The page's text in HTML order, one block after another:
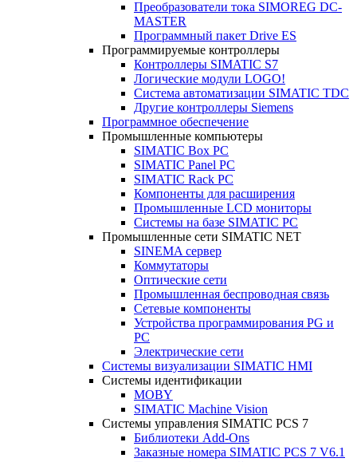
Преобразователи тока SIMOREG DC-
MASTER
Программный пакет Drive ES
Программируемые контроллеры
Контроллеры SIMATIC S7
Логические модули LOGO!
Система автоматизации SIMATIC TDC
Другие контроллеры Siemens
Программное обеспечение
Промышленные компьютеры
SIMATIC Box PC
SIMATIC Panel PС
SIMATIC Rack PC
Компоненты для расширения
Промышленные LCD мониторы
Системы на базе SIMATIC PC
Промышленные сети SIMATIC NET
SINEMA сервер
Коммутаторы
Оптические сети
Промышленная беспроводная связь
Сетевые компоненты
Устройства программирования PG и
PC
Электрические сети
Системы визуализации SIMATIC HMI
Системы идентификации
MOBY
SIMATIC Machine Vision
Системы управления SIMATIC PCS 7
Библиотеки Add-Ons
Заказные номера SIMATIC PCS 7 V6.1